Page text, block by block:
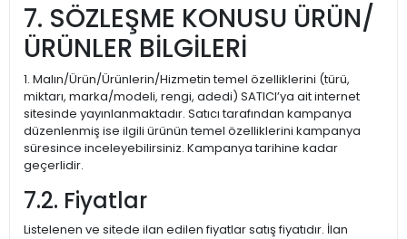
7. SÖZLEŞME KONUSU ÜRÜN/
ÜRÜNLER BİLGİLERİ
1. Malın/Ürün/Ürünlerin/Hizmetin temel özelliklerini (türü,
miktarı, marka/modeli, rengi, adedi) SATICI’ya ait internet
sitesinde yayınlanmaktadır. Satıcı tarafından kampanya
düzenlenmiş ise ilgili ürünün temel özelliklerini kampanya
süresince inceleyebilirsiniz. Kampanya tarihine kadar
geçerlidir.
7.2. Fiyatlar
Listelenen ve sitede ilan edilen fiyatlar satış fiyatıdır. İlan